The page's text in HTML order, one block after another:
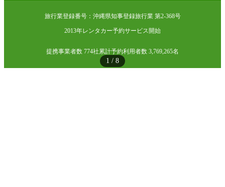
1 / 8
旅行業登録番号：沖縄県知事登録旅行業 第2-368号
2013年レンタカー予約サービス開始
提携事業者数 774社累計予約利用者数 3,769,265名